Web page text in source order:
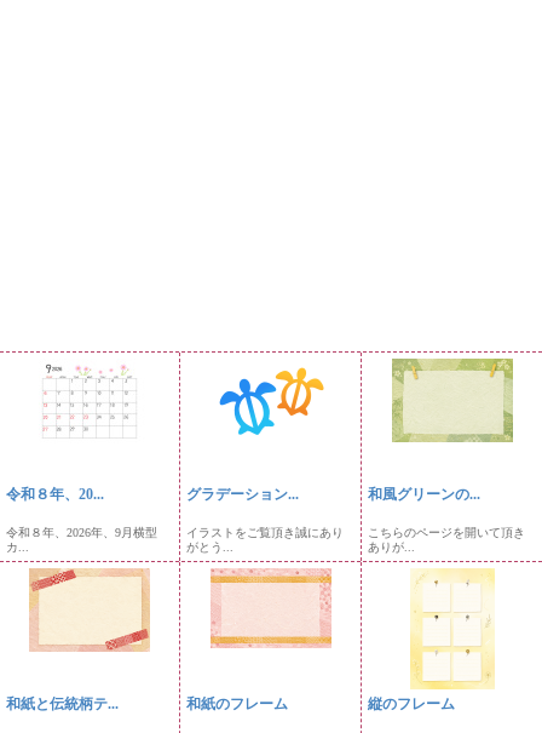
令和８年、20...
令和８年、2026年、9月横型
カ...
グラデーション...
イラストをご覧頂き誠にあり
がとう...
和風グリーンの...
こちらのページを開いて頂き
ありが...
和紙と伝統柄テ... 和紙のフレーム 縦のフレーム